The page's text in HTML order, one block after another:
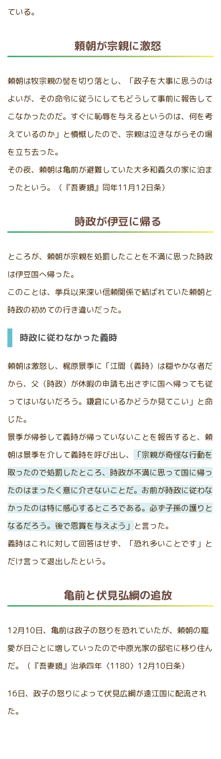
ている。
頼朝が宗親に激怒
頼朝は牧宗親の髻を切り落とし、「政子を大事に思うのは
よいが、その命令に従うにしてもどうして事前に報告して
こなかったのだ。すぐに恥辱を与えるというのは、何を考
えているのか」と憤慨したので、宗親は泣きながらその場
を立ち去った。
その夜、頼朝は亀前が避難していた大多和義久の家に泊ま
ったという。（『吾妻鏡』同年11月12日条）
時政が伊豆に帰る
ところが、頼朝が宗親を処罰したことを不満に思った時政
は伊豆国へ帰った。
このことは、挙兵以来深い信頼関係で結ばれていた頼朝と
時政の初めての行き違いだった。
時政に従わなかった義時
頼朝は激怒し、梶原景季に「江間（義時）は穏やかな者だ
から、父（時政）が休暇の申請も出さずに国へ帰っても従
ってはいないだろう。鎌倉にいるかどうか見てこい」と命
じた。
景季が帰参して義時が帰っていないことを報告すると、頼
朝は景季を介して義時を呼び出し、
「宗親が奇怪な行動を
取ったので処罰したところ、時政が不満に思って国に帰っ
たのはまったく意に介さないことだ。お前が時政に従わな
かったのは特に感心するところである。必ず子孫の護りと
なるだろう。後で恩賞を与えよう」 と言った。
義時はこれに対して回答はせず、「恐れ多いことです」と
だけ言って退出したという。
亀前と伏見弘綱の追放
12月10日、亀前は政子の怒りを恐れていたが、頼朝の寵
愛が日ごとに増していったので中原光家の邸宅に移り住ん
だ。（『吾妻鏡』治承四年〈1180〉12月10日条）
16日、政子の怒りによって伏見広綱が遠江国に配流され
た。